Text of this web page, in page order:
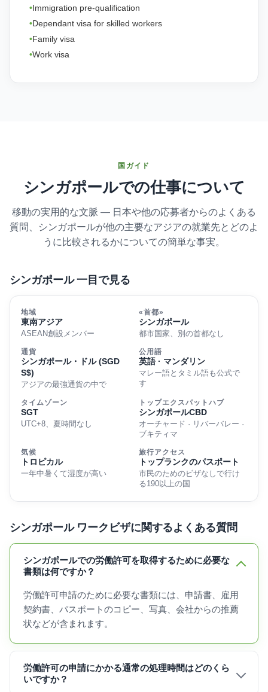
Immigration pre-qualification
Dependant visa for skilled workers
Family visa
Work visa
国ガイド
シンガポールでの仕事について
移動の実用的な文脈 — 日本や他の応募者からのよくある
質問、シンガポールが他の主要なアジアの就業先とどのよ
うに比較されるかについての簡単な事実。
シンガポール 一目で見る
地域
東南アジア
ASEAN創設メンバー
«首都»
シンガポール
都市国家、別の首都なし
通貨
シンガポール・ドル (SGD
S$)
アジアの最強通貨の中で
公用語
英語 · マンダリン
マレー語とタミル語も公式で
す
タイムゾーン
SGT
UTC+8、夏時間なし
トップエクスパットハブ
シンガポールCBD
オーチャード · リバーバレー ·
ブキティマ
気候
トロピカル
一年中暑くて湿度が高い
旅行アクセス
トップランクのパスポート
市民のためのビザなしで行け
る190以上の国
シンガポール ワークビザに関するよくある質問
シンガポールでの労働許可を取得するために必要な
書類は何ですか？
労働許可申請のために必要な書類には、申請書、雇用
契約書、パスポートのコピー、写真、会社からの推薦
状などが含まれます。
労働許可の申請にかかる通常の処理時間はどのくら
いですか？